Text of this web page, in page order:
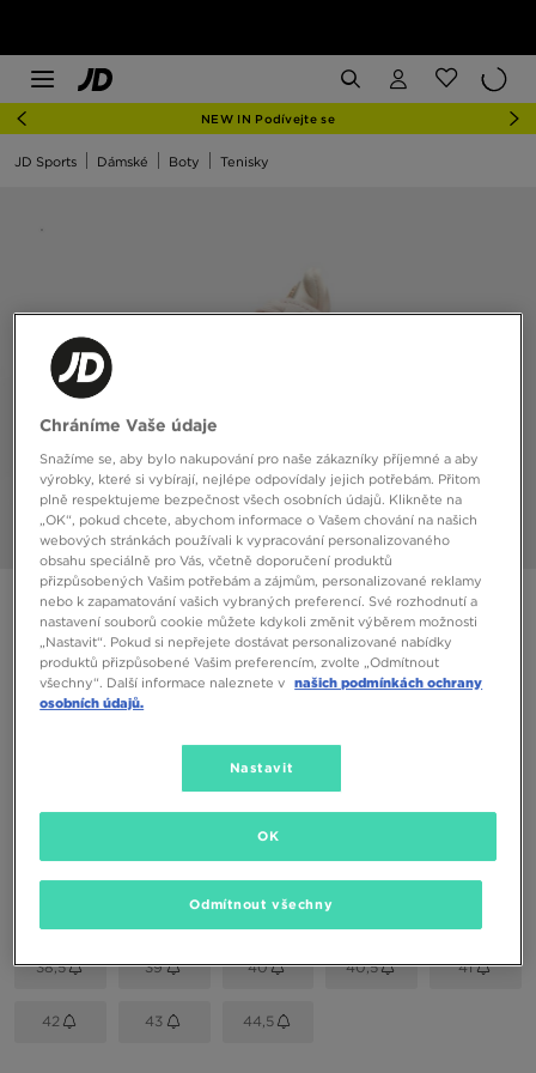
NEW IN Podívejte se
JD Sports Dámské Boty Tenisky
NIKE AIR HUARACHE
2190 Kč
36,5
38,5 39 40 40,5 41
42 43 44,5
Chráníme Vaše údaje
Snažíme se, aby bylo nakupování pro naše zákazníky příjemné a aby
výrobky, které si vybírají, nejlépe odpovídaly jejich potřebám. Přitom
plně respektujeme bezpečnost všech osobních údajů. Klikněte na
„OK“, pokud chcete, abychom informace o Vašem chování na našich
webových stránkách používali k vypracování personalizovaného
obsahu speciálně pro Vás, včetně doporučení produktů
přizpůsobených Vašim potřebám a zájmům, personalizované reklamy
nebo k zapamatování vašich vybraných preferencí. Své rozhodnutí a
nastavení souborů cookie můžete kdykoli změnit výběrem možnosti
„Nastavit“. Pokud si nepřejete dostávat personalizované nabídky
produktů přizpůsobené Vašim preferencím, zvolte „Odmítnout
všechny“. Další informace naleznete v našich podmínkách ochrany
osobních údajů.
Nastavit
Odmítnout všechny
OK